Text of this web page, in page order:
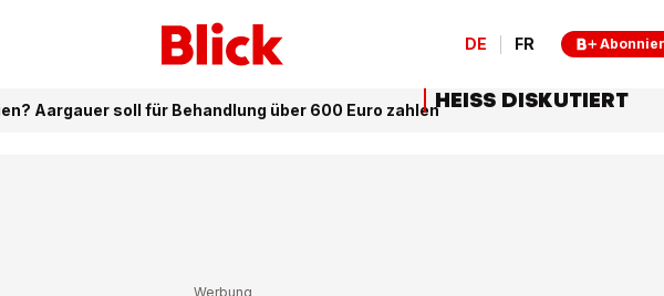
DE FR
Aargauer soll für Behandlung über 600 Euro zahlenHEISS DISKUTIERT